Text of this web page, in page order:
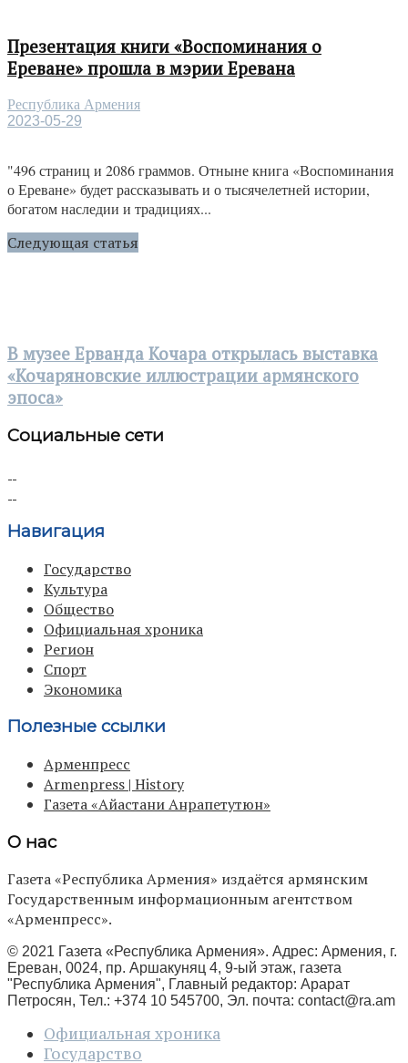
Презентация книги «Воспоминания о
Ереване» прошла в мэрии Еревана
Республика Армения
2023-05-29
"496 страниц и 2086 граммов. Отныне книга «Воспоминания
о Ереване» будет рассказывать и о тысячелетней истории,
богатом наследии и традициях...
Следующая статья
В музее Ерванда Кочара открылась выставка
«Кочаряновские иллюстрации армянского
эпоса»
Социальные сети
Навигация
Государство
Культура
Общество
Официальная хроника
Регион
Спорт
Экономика
Полезные ссылки
Арменпресс
Armenpress | History
Газета «Айастани Анрапетутюн»
О нас
Газета «Республика Армения» издаётся армянским
Государственным информационным агентством
«Арменпресс».
© 2021 Газета «Республика Армения». Адрес: Армения, г.
Ереван, 0024, пр. Аршакуняц 4, 9-ый этаж, газета
"Республика Армения", Главный редактор: Арарат
Петросян, Тел.: +374 10 545700, Эл. почта: contact@ra.am
Официальная хроника
Государство